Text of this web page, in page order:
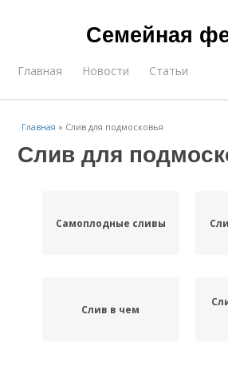
Семейная
Главная Новости Статьи
Главная » Слив для подмосковья
Слив для
Самоплодные сливы
Слив в чем